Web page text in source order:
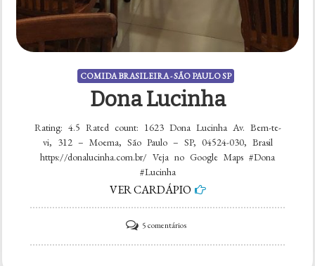
COMIDA BRASILEIRA - SÃO PAULO SP
Dona Lucinha
Rating: 4.5 Rated count: 1623 Dona Lucinha Av. Bem-te-
vi, 312 – Moema, São Paulo – SP, 04524-030, Brasil
https://donalucinha.com.br/ Veja no Google Maps #Dona
#Lucinha
VER CARDÁPIO
5 comentáriosem
Dona